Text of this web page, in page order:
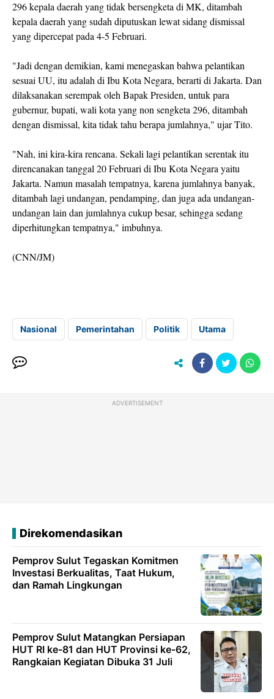
296 kepala daerah yang tidak bersengketa di MK, ditambah
kepala daerah yang sudah diputuskan lewat sidang dismissal
yang dipercepat pada 4-5 Februari.
"Jadi dengan demikian, kami menegaskan bahwa pelantikan
sesuai UU, itu adalah di Ibu Kota Negara, berarti di Jakarta. Dan
dilaksanakan serempak oleh Bapak Presiden, untuk para
gubernur, bupati, wali kota yang non sengketa 296, ditambah
dengan dismissal, kita tidak tahu berapa jumlahnya," ujar Tito.
"Nah, ini kira-kira rencana. Sekali lagi pelantikan serentak itu
direncanakan tanggal 20 Februari di Ibu Kota Negara yaitu
Jakarta. Namun masalah tempatnya, karena jumlahnya banyak,
ditambah lagi undangan, pendamping, dan juga ada undangan-
undangan lain dan jumlahnya cukup besar, sehingga sedang
diperhitungkan tempatnya," imbuhnya.
(CNN/JM)
Nasional Pemerintahan Politik Utama
ADVERTISEMENT
Direkomendasikan
Pemprov Sulut Tegaskan Komitmen
Investasi Berkualitas, Taat Hukum,
dan Ramah Lingkungan
Pemprov Sulut Matangkan Persiapan
HUT RI ke-81 dan HUT Provinsi ke-62,
Rangkaian Kegiatan Dibuka 31 Juli